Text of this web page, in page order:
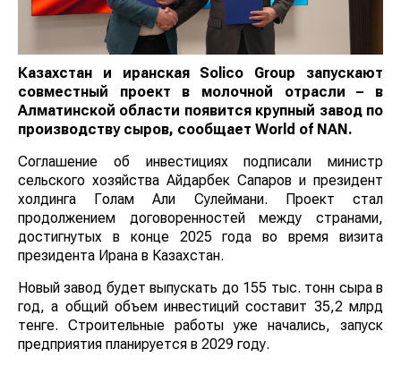
Казахстан и иранская Solico Group запускают
совместный проект в молочной отрасли – в
Алматинской области появится крупный завод по
производству сыров, сообщает World of NAN.
Соглашение об инвестициях подписали министр
сельского хозяйства Айдарбек Сапаров и президент
холдинга Голам Али Сулеймани. Проект стал
продолжением договоренностей между странами,
достигнутых в конце 2025 года во время визита
президента Ирана в Казахстан.
Новый завод будет выпускать до 155 тыс. тонн сыра в
год, а общий объем инвестиций составит 35,2 млрд
тенге. Строительные работы уже начались, запуск
предприятия планируется в 2029 году.